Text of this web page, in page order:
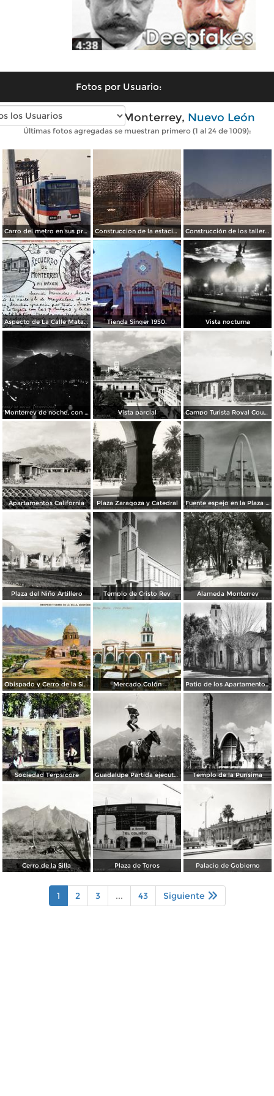
Fotos por Usuario:
Fotos antiguas de Monterrey, Nuevo León
Últimas fotos agregadas se muestran primero (1 al 24 de 1009):
Carro del metro en sus primeras pruebas durante 1990 Construccion de la estacion cuauhtemoc Construcción de los talleres del metro
Aspecto de La Calle Matamoros ( Circulada el 8 de Abril de 1912 ). Tienda Singer 1950. Vista nocturna
Monterrey de noche, con tempestad Vista parcial Campo Turista Royal Courts
Apartamentos California Plaza Zaragoza y Catedral Fuente espejo en la Plaza Zaragoza
Plaza del Niño Artillero Templo de Cristo Rey Alameda Monterrey
Obispado y Cerro de la Silla Mercado Colón Patio de los Apartamentos Regina
Sociedad Terpsícore Guadalupe Partida ejecutando una charrería con lazo Templo de la Purísima
Cerro de la Silla Plaza de Toros Palacio de Gobierno
1 2 3 ... 43 Siguiente